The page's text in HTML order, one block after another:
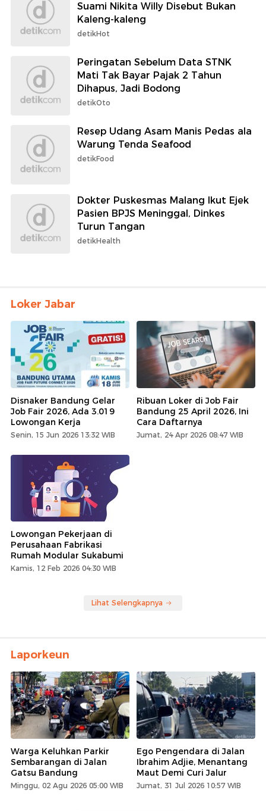
Suami Nikita Willy Disebut Bukan
Kaleng-kaleng
detikHot
Peringatan Sebelum Data STNK
Mati Tak Bayar Pajak 2 Tahun
Dihapus, Jadi Bodong
detikOto
Resep Udang Asam Manis Pedas ala
Warung Tenda Seafood
detikFood
Dokter Puskesmas Malang Ikut Ejek
Pasien BPJS Meninggal, Dinkes
Turun Tangan
detikHealth
Loker Jabar
Disnaker Bandung Gelar
Job Fair 2026, Ada 3.019
Lowongan Kerja
Senin, 15 Jun 2026 13:32 WIB
Ribuan Loker di Job Fair
Bandung 25 April 2026, Ini
Cara Daftarnya
Jumat, 24 Apr 2026 08:47 WIB
Lowongan Pekerjaan di
Perusahaan Fabrikasi
Rumah Modular Sukabumi
Kamis, 12 Feb 2026 04:30 WIB
Lihat Selengkapnya
Laporkeun
Warga Keluhkan Parkir
Sembarangan di Jalan
Gatsu Bandung
Minggu, 02 Agu 2026 05:00 WIB
Ego Pengendara di Jalan
Ibrahim Adjie, Menantang
Maut Demi Curi Jalur
Jumat, 31 Jul 2026 10:57 WIB